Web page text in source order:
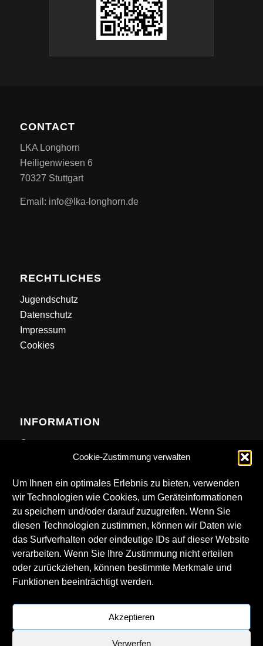
Cookie-Zustimmung verwalten
Um Ihnen ein optimales Erlebnis zu bieten, verwenden
wir Technologien wie Cookies, um Geräteinformationen
zu speichern und/oder darauf zuzugreifen. Wenn Sie
diesen Technologien zustimmen, können wir Daten wie
das Surfverhalten oder eindeutige IDs auf dieser Website
verarbeiten. Wenn Sie Ihre Zustimmung nicht erteilen
oder zurückziehen, können bestimmte Merkmale und
Funktionen beeinträchtigt werden.
Akzeptieren
Verwerfen
CONTACT
LKA Longhorn
Heiligenwiesen 6
70327 Stuttgart
Email: info@lka-longhorn.de
RECHTLICHES
Jugendschutz
Datenschutz
Impressum
Cookies
INFORMATION
Contact
DOWNLOADS
Technical Rider
LKA Logos
Getränkekarte